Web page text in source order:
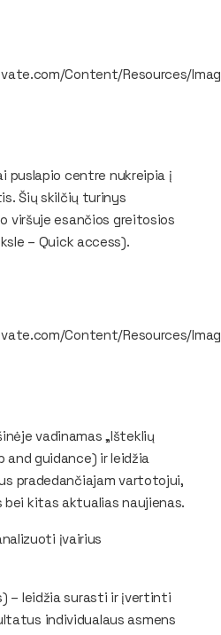
puslapio centre nukreipia į
Šių skilčių turinys
viršuje esančios greitosios
– Quick access).
vadinamas „Išteklių
and guidance) ir leidžia
pradedančiajam vartotojui,
kitas aktualias naujienas.
įvairius
) – leidžia surasti ir įvertinti
individualaus asmens